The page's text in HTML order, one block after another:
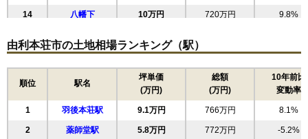
14 八幡下 10万円 720万円 9.8%
16 中梵天 9.5万円 1,014万円 3.7%
9.1万円 570万円 6.8%
9.0万円 891万円 3.1%
19 西小人町 8.9万円 671万円 3.5%
20 石脇 8.8万円 794万円 8.2%
由利本荘市の土地相場ランキング（駅）
順位 駅名
坪単価
(万円)
総額
(万円)
10年前比
変動率
1 羽後本荘駅 9.1万円 766万円 8.1%
2 薬師堂駅 5.8万円 772万円 -5.2%